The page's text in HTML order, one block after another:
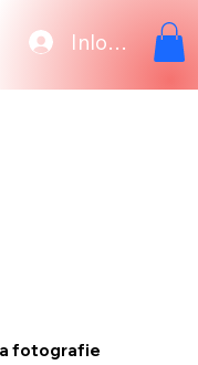
Inloggen
fotografie